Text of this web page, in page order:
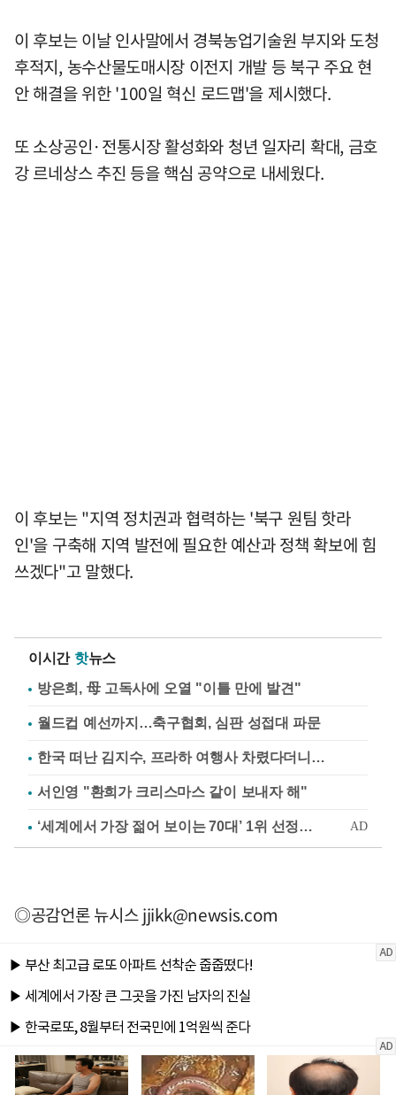
이 후보는 이날 인사말에서 경북농업기술원 부지와 도청
후적지, 농수산물도매시장 이전지 개발 등 북구 주요 현
안 해결을 위한 '100일 혁신 로드맵'을 제시했다.
또 소상공인·전통시장 활성화와 청년 일자리 확대, 금호
강 르네상스 추진 등을 핵심 공약으로 내세웠다.
이 후보는 "지역 정치권과 협력하는 '북구 원팀 핫라
인'을 구축해 지역 발전에 필요한 예산과 정책 확보에 힘
쓰겠다"고 말했다.
이시간 핫뉴스
방은희, 母 고독사에 오열 "이틀 만에 발견"
월드컵 예선까지…축구협회, 심판 성접대 파문
한국 떠난 김지수, 프라하 여행사 차렸다더니…
서인영 "환희가 크리스마스 같이 보내자 해"
◎공감언론 뉴시스jjikk@newsis.com